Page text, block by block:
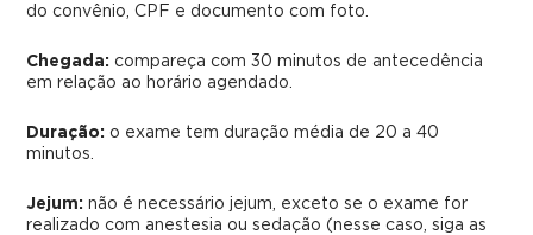
do convênio, CPF e documento com foto.
Chegada: compareça com 30 minutos de antecedência
em relação ao horário agendado.
Duração: o exame tem duração média de 20 a 40
minutos.
Jejum: não é necessário jejum, exceto se o exame for
realizado com anestesia ou sedação (nesse caso, siga as